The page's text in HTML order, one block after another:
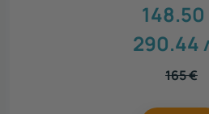
148.50
290.44
165€